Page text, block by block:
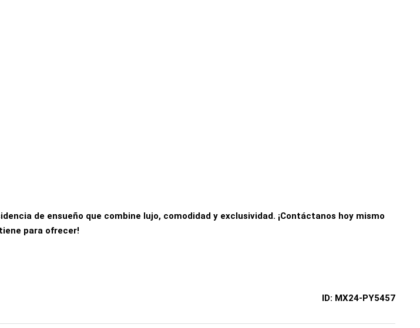
de ensueño que combine lujo, comodidad y exclusividad. ¡Contáctanos hoy mismo
para ofrecer!
ID: MX24-PY5457